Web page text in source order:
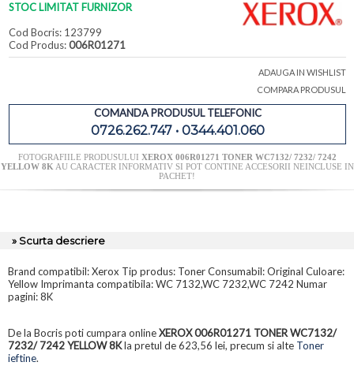
STOC LIMITAT FURNIZOR
Cod Bocris: 123799
Cod Produs:006R01271
ADAUGA IN WISHLIST
COMPARA PRODUSUL
COMANDA PRODUSUL TELEFONIC
0726.262.747 • 0344.401.060
FOTOGRAFIILE PRODUSULUI XEROX 006R01271 TONER WC7132/ 7232/ 7242
YELLOW 8K AU CARACTER INFORMATIV SI POT CONTINE ACCESORII NEINCLUSE IN
PACHET!
» Scurta descriere
Brand compatibil: Xerox Tip produs: Toner Consumabil: Original Culoare:
Yellow Imprimanta compatibila: WC 7132,WC 7232,WC 7242 Numar
pagini: 8K
De la Bocris poti cumpara onlineXEROX 006R01271 TONER WC7132/
7232/ 7242 YELLOW 8Kla pretul de 623,56 lei, precum si alte Toner
ieftine.